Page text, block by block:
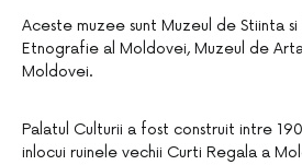
Aceste muzee sunt Muzeul de Stiinta
Etnografie al Moldovei, Muzeul de
Moldovei.
Palatul Culturii a fost construit intre
inlocui ruinele vechii Curti Regala a